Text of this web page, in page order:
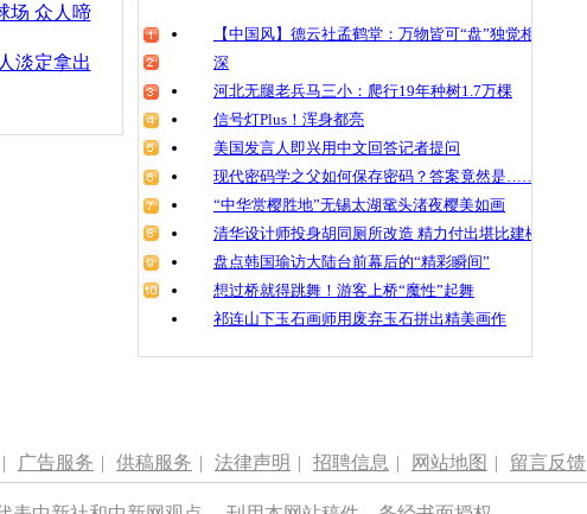
场 众人啼
淡定拿出
【中国风】德云社孟鹤堂：万物皆可“盘”独觉相声
深
河北无腿老兵马三小：爬行19年种树1.7万棵
信号灯Plus！浑身都亮
美国发言人即兴用中文回答记者提问
现代密码学之父如何保存密码？答案竟然是……
“中华赏樱胜地”无锡太湖鼋头渚夜樱美如画
清华设计师投身胡同厕所改造 精力付出堪比建楼
盘点韩国瑜访大陆台前幕后的“精彩瞬间”
想过桥就得跳舞！游客上桥“魔性”起舞
祁连山下玉石画师用废弃玉石拼出精美画作
| 广告服务 | 供稿服务 | 法律声明 | 招聘信息 | 网站地图 | 留言反馈